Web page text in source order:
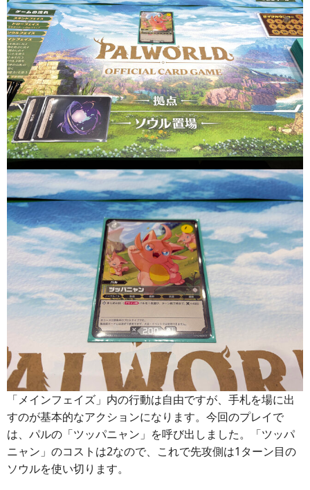
「メインフェイズ」内の行動は自由ですが、手札を場に出
すのが基本的なアクションになります。今回のプレイで
は、パルの「ツッパニャン」を呼び出しました。「ツッパ
ニャン」のコストは2なので、これで先攻側は1ターン目の
ソウルを使い切ります。